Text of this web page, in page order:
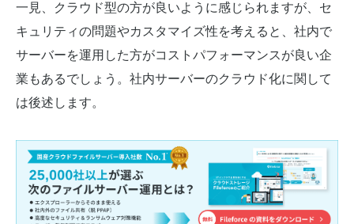
一見、クラウド型の方が良いように感じられますが、セ
キュリティの問題やカスタマイズ性を考えると、社内で
サーバーを運用した方がコストパフォーマンスが良い企
業もあるでしょう。社内サーバーのクラウド化に関して
は後述します。